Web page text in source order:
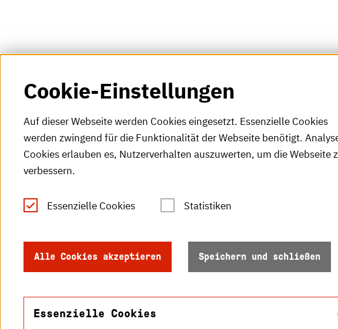
Fax: +49 (0)721 925-2000
Postfach 2440
76012 Karlsruhe
Öffnungszeiten
Security
Cookie-Einstellungen
Auf dieser Webseite werden Cookies eingesetzt. Essenzielle Cookies
werden zwingend für die Funktionalität der Webseite benötigt.
Cookies erlauben es, Nutzerverhalten auszuwerten, um die Webseite
verbessern.
Essenzielle Cookies Statistiken
Alle Cookies akzeptieren Speichern und schließen
Essenzielle Cookies